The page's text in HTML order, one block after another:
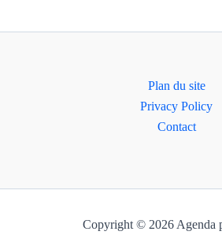
Plan du site
Privacy Policy
Contact
Copyright © 2026 Agenda